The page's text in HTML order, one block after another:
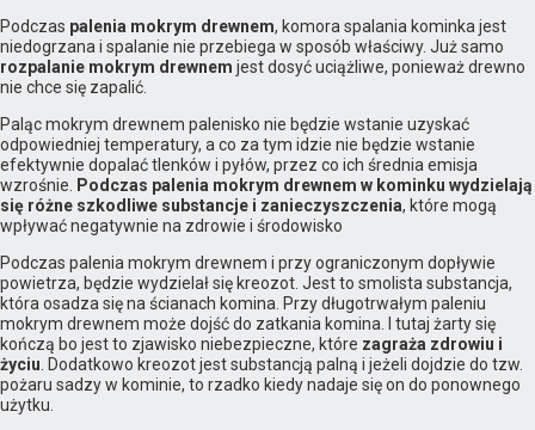
Podczas palenia mokrym drewnem, komora spalania kominka jest
niedogrzana i spalanie nie przebiega w sposób właściwy. Już samo
rozpalanie mokrym drewnem jest dosyć uciążliwe, ponieważ drewno
nie chce się zapalić.
Paląc mokrym drewnem palenisko nie będzie wstanie uzyskać
odpowiedniej temperatury, a co za tym idzie nie będzie wstanie
efektywnie dopalać tlenków i pyłów, przez co ich średnia emisja
wzrośnie.
Podczas palenia mokrym drewnem w kominku wydzielają
się różne szkodliwe substancje i zanieczyszczenia, które mogą
wpływać negatywnie na zdrowie i środowisko
Podczas palenia mokrym drewnem i przy ograniczonym dopływie
powietrza, będzie wydzielał się kreozot. Jest to smolista substancja,
która osadza się na ścianach komina. Przy długotrwałym paleniu
mokrym drewnem może dojść do zatkania komina. I tutaj żarty się
kończą bo jest to zjawisko niebezpieczne, które zagraża zdrowiu i
życiu . Dodatkowo kreozot jest substancją palną i jeżeli dojdzie do tzw.
pożaru sadzy w kominie, to rzadko kiedy nadaje się on do ponownego
użytku.